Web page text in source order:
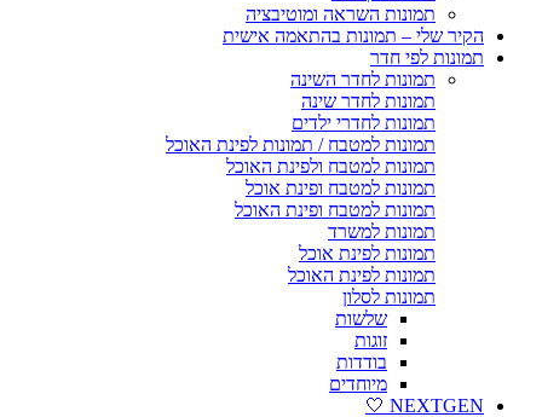
תמונות השראה ומוטיבציה
הקיר שלי – תמונות בהתאמה אישית
תמונות לפי חדר
תמונות לחדר השינה
תמונות לחדר שינה
תמונות לחדרי ילדים
תמונות למטבח / תמונות לפינת האוכל
תמונות למטבח ולפינת האוכל
תמונות למטבח ופינת אוכל
תמונות למטבח ופינת האוכל
תמונות למשרד
תמונות לפינת אוכל
תמונות לפינת האוכל
תמונות לסלון
שלשות
זוגות
בודדות
מיוחדים
NEXTGEN 🤍